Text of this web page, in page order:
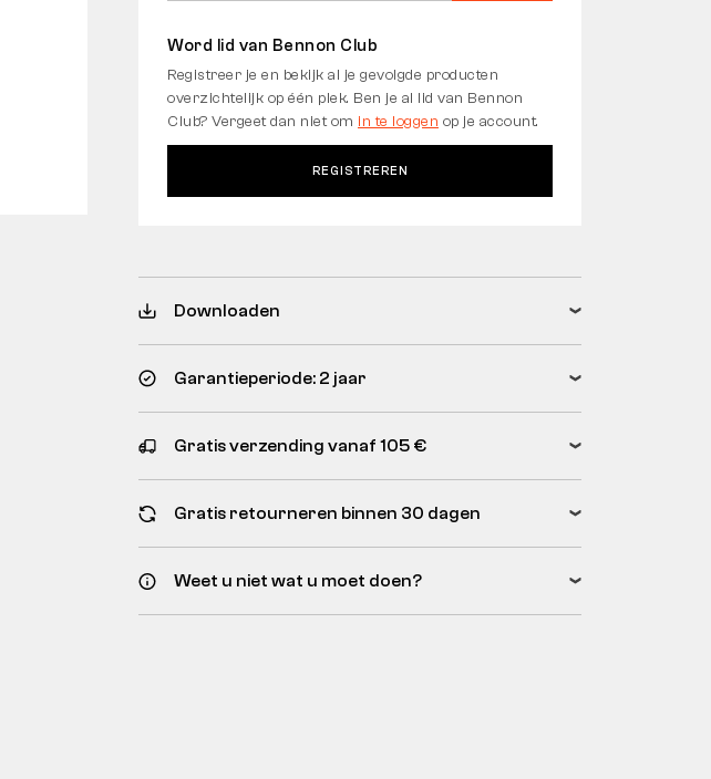
Word lid van Bennon Club
Registreer je en bekijk al je gevolgde producten
overzichtelijk op één plek. Ben je al lid van Bennon
Club? Vergeet dan niet om in te loggen op je account.
REGISTREREN
Downloaden
Garantieperiode: 2 jaar
Gratis verzending vanaf 105 €
Gratis retourneren binnen 30 dagen
Weet u niet wat u moet doen?